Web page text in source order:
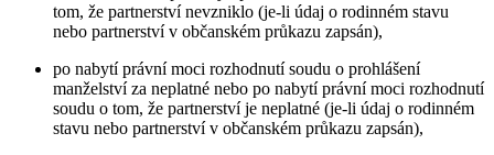
tom, že partnerství nevzniklo (je-li údaj o rodinném stavu
nebo partnerství v občanském průkazu zapsán),
po nabytí právní moci rozhodnutí soudu o prohlášení
manželství za neplatné nebo po nabytí právní moci rozhodnutí
soudu o tom, že partnerství je neplatné (je-li údaj o rodinném
stavu nebo partnerství v občanském průkazu zapsán),